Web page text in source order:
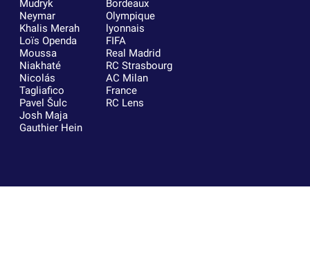
Mudryk
Neymar
Khalis Merah
Loïs Openda
Moussa
Niakhaté
Nicolás
Tagliafico
Pavel Šulc
Josh Maja
Gauthier Hein
Bordeaux
Olympique
lyonnais
FIFA
Real Madrid
RC Strasbourg
AC Milan
France
RC Lens